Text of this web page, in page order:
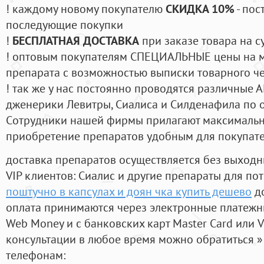
! каждому новому покупателюСКИДКА 10%-
последующие покупки
! БЕСПЛАТНАЯ ДОСТАВКА при заказе товара на
! оптовым покупателям СПЕЦИАЛЬНЫЕ цены на
препарата с возможностью выписки товарного
! так же у нас постоянно проводятся
дженерики Левитры, Сиалиса и Силденафила по
Cотрудники нашей фирмы прилагают
приобретение препаратов удобным для
доставка препаратов осуществляется без
VIP клиентов: Сиалис и другие препараты для
поштучно в капсулах и доян чка купить дешево
оплата принимаются через электронные
Web Money и с банковских карт Master Card или
консультации в любое время можно обратиться
телефонам: